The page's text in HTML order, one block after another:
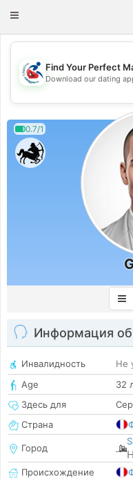
Toggle
💖
Find Your Perfect
Download our dating
0.7/1
Информация об
Инвалидность
Не
Age
32
Здесь для
Страна
Город
Происхождение